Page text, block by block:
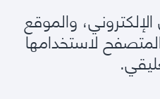
والموقع
لاستخدامها